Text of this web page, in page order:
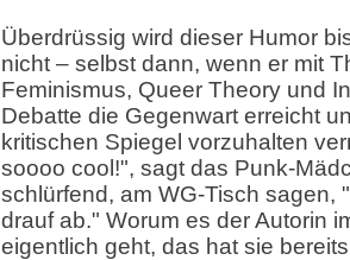
Überdrüssig wird dieser Humor
nicht – selbst dann, wenn er mit
Feminismus, Queer Theory und
Debatte die Gegenwart erreicht
kritischen Spiegel vorzuhalten
soooo cool!", sagt das Punk-
schlürfend, am WG-Tisch sagen,
drauf ab." Worum es der Autorin
eigentlich geht, das hat sie